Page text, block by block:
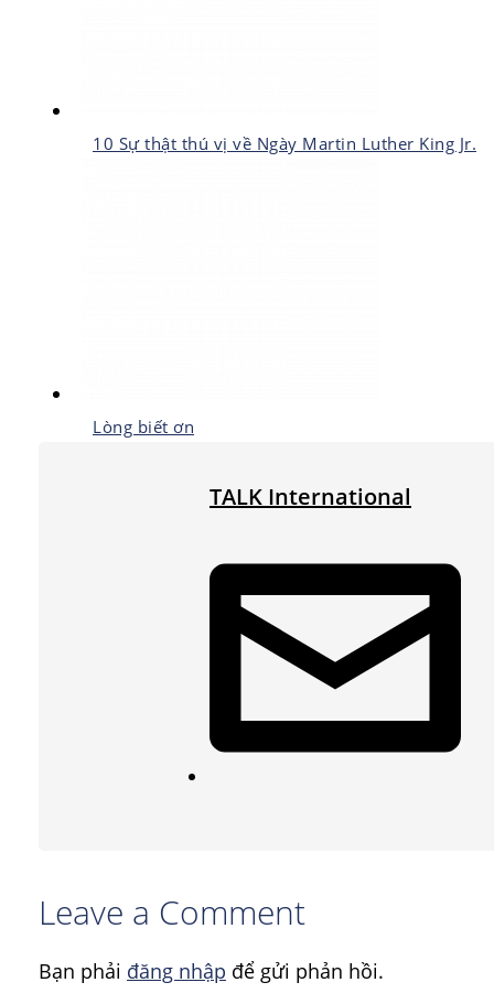
10 Sự thật thú vị về Ngày Martin Luther King Jr.
Lòng biết ơn
TALK International
Leave a Comment
Bạn phải đăng nhập để gửi phản hồi.